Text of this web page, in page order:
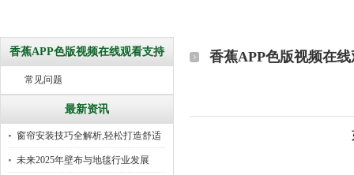
香蕉APP色版视频在线观看支持
常见问题
最新资讯
窗帘安装技巧全解析,轻松打造舒适
未来2025年壁布与地毯行业发展
香蕉APP色版视频在